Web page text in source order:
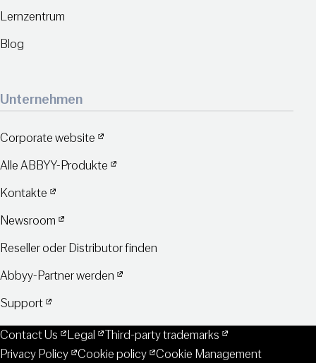
Lernzentrum
Blog
Unternehmen
Corporate website
Alle ABBYY-Produkte
Kontakte
Newsroom
Reseller oder Distributor finden
Abbyy-Partner werden
Support
Contact Us Legal
Third-party trademarks
Privacy Policy
Cookie policy
Cookie Management